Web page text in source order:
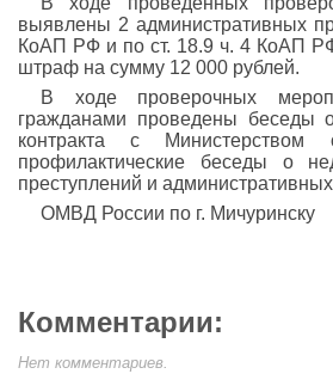
выявлены 2 административных
КоАП РФ и по ст. 18.9 ч. 4 КоАП
штраф на сумму 12 000 рублей.
В ходе проверочных
гражданами проведены беседы
контракта с
профилактические беседы о
преступлений и
ОМВД России по г. Мичуринску
Комментарии:
Нет комментариев.